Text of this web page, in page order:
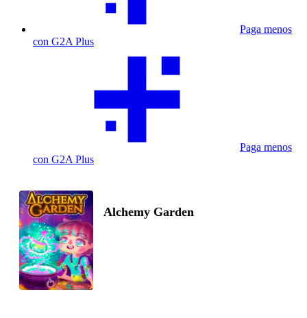
Paga menos
con G2A Plus
Paga menos
con G2A Plus
Alchemy Garden